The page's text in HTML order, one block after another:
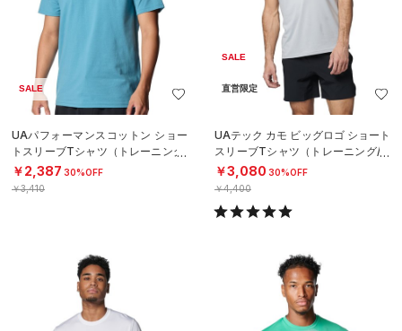
SALE
UAパフォーマンスコットン ショー
トスリーブTシャツ（トレーニング/
MEN）
￥2,387 30%OFF
￥3,410
SALE
直営限定
UAテック カモ ビッグロゴ ショート
スリーブTシャツ（トレーニング/M
EN）
￥3,080 30%OFF
￥4,400